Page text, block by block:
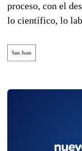
proceso, con el
lo científico, lo
San Juan